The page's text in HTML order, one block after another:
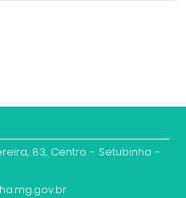
83, Centro - Setubinha -